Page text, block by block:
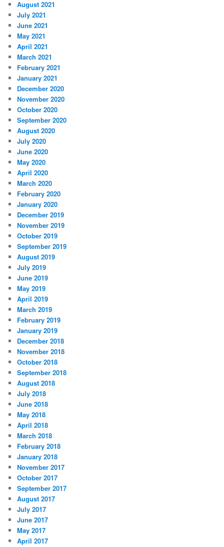
August 2021
July 2021
June 2021
May 2021
April 2021
March 2021
February 2021
January 2021
December 2020
November 2020
October 2020
September 2020
August 2020
July 2020
June 2020
May 2020
April 2020
March 2020
February 2020
January 2020
December 2019
November 2019
October 2019
September 2019
August 2019
July 2019
June 2019
May 2019
April 2019
March 2019
February 2019
January 2019
December 2018
November 2018
October 2018
September 2018
August 2018
July 2018
June 2018
May 2018
April 2018
March 2018
February 2018
January 2018
November 2017
October 2017
September 2017
August 2017
July 2017
June 2017
May 2017
April 2017